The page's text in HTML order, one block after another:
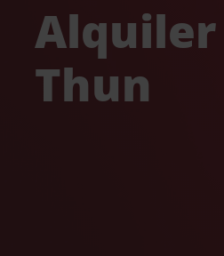
Alquiler
Thun